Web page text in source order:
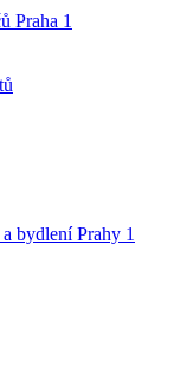
Praha 1
bydlení Prahy 1